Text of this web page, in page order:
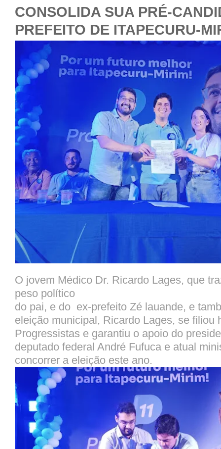
CONSOLIDA SUA PRÉ-
PREFEITO DE ITAPECURU-
O jovem Médico Dr. Ricardo Lages, que
peso político
do pai, e do ex-prefeito Zé lauande, e
eleição municipal, Ricardo Lages, se filiou
Progressistas e garantiu o apoio do
deputado federal André Fufuca e atual
concorrer a eleição este ano.